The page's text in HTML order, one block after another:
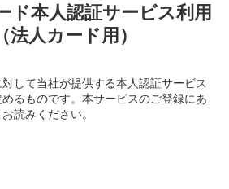
ド本人認証サービス利用
法人カード用）
して当社が提供する本人認証サービス
るものです。本サービスのご登録にあ
読みください。